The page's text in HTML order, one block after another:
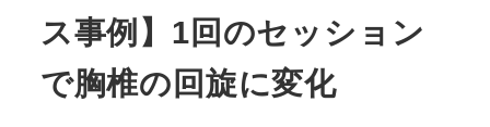
ス事例】1回のセッション
で胸椎の回旋に変化